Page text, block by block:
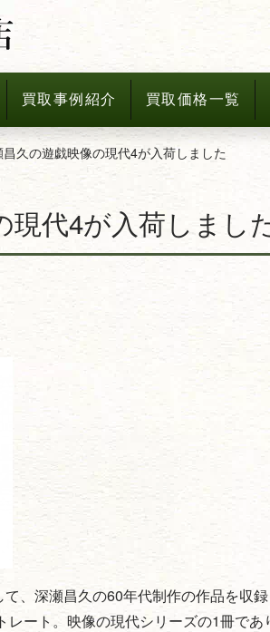
買取事例紹介 買取価格一覧
昌久の遊戯映像の現代4が入荷しました
現代4が入荷しまし
、深瀬昌久の60年代制作の作品を収
ート。映像の現代シリーズの1冊で